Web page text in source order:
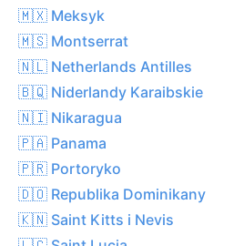
🇲🇽 Meksyk
🇲🇸 Montserrat
🇳🇱 Netherlands Antilles
🇧🇶 Niderlandy Karaibskie
🇳🇮 Nikaragua
🇵🇦 Panama
🇵🇷 Portoryko
🇩🇴 Republika Dominikany
🇰🇳 Saint Kitts i Nevis